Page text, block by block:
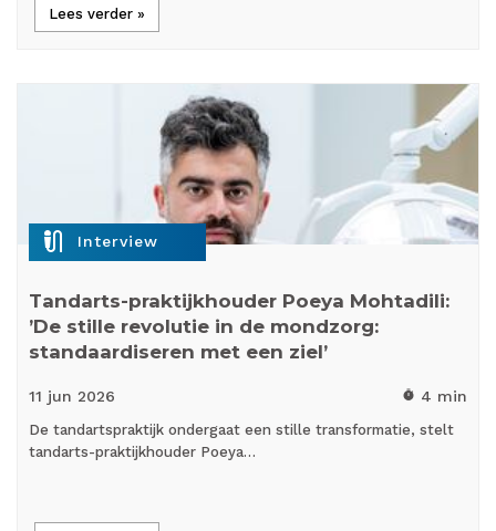
Lees verder »
mic_external_on Interview
Tandarts-praktijkhouder Poeya Mohtadili:
’De stille revolutie in de mondzorg:
standaardiseren met een ziel’
11 jun 2026 timer 4 min
De tandartspraktijk ondergaat een stille transformatie, stelt
tandarts-praktijkhouder Poeya…